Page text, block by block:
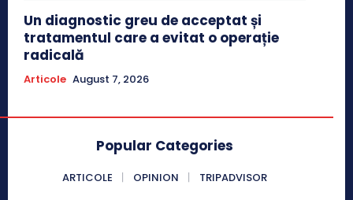
Un diagnostic greu de acceptat și
tratamentul care a evitat o operație
radicală
Articole August 7, 2026
Popular Categories
ARTICOLE OPINION TRIPADVISOR